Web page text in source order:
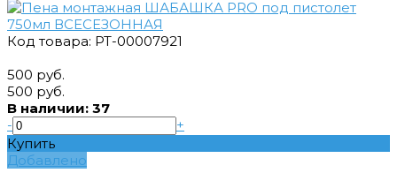
Код товара: РТ-00007921
500 руб.
500 руб.
В наличии: 37
-
+
Купить
Добавлено